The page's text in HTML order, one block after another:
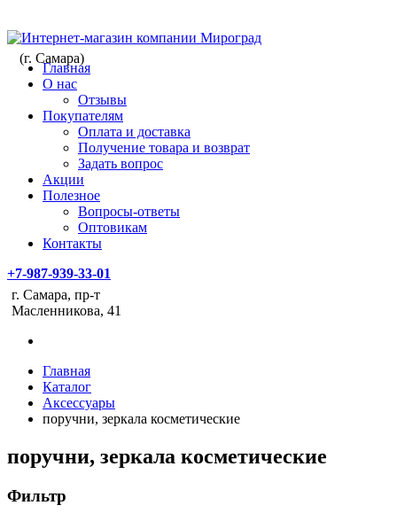
(г. Самара)
Главная
О нас
Отзывы
Покупателям
Оплата и доставка
Получение товара и возврат
Задать вопрос
Акции
Полезное
Вопросы-ответы
Оптовикам
Контакты
+7-987-939-33-01
г. Самара, пр-т
Масленникова, 41
Главная
Каталог
Аксессуары
поручни, зеркала косметические
поручни, зеркала косметические
Фильтр